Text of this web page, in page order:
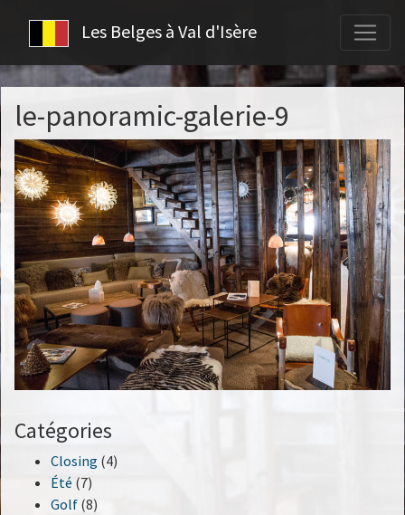
Les Belges à Val d'Isère
le-panoramic-galerie-9
Catégories
Closing (4)
Été (7)
Golf (8)